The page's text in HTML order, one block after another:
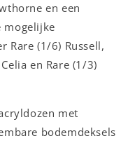
en een
mogelijke
Rare (1/6) Russell,
en Rare (1/3)
met
bodemdeksels